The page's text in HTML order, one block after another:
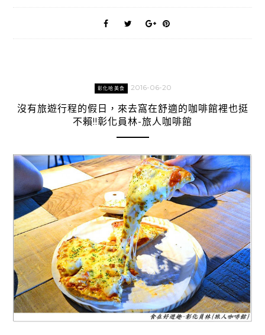
彰化哈美食 2016-06-20
沒有旅遊行程的假日，來去窩在舒適的咖啡館裡也挺
不賴!!彰化員林-旅人咖啡館